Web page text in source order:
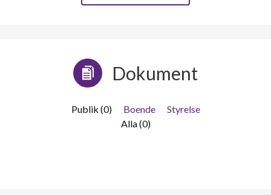
Dokument
Publik (0) Boende
Styrelse
Alla (0)